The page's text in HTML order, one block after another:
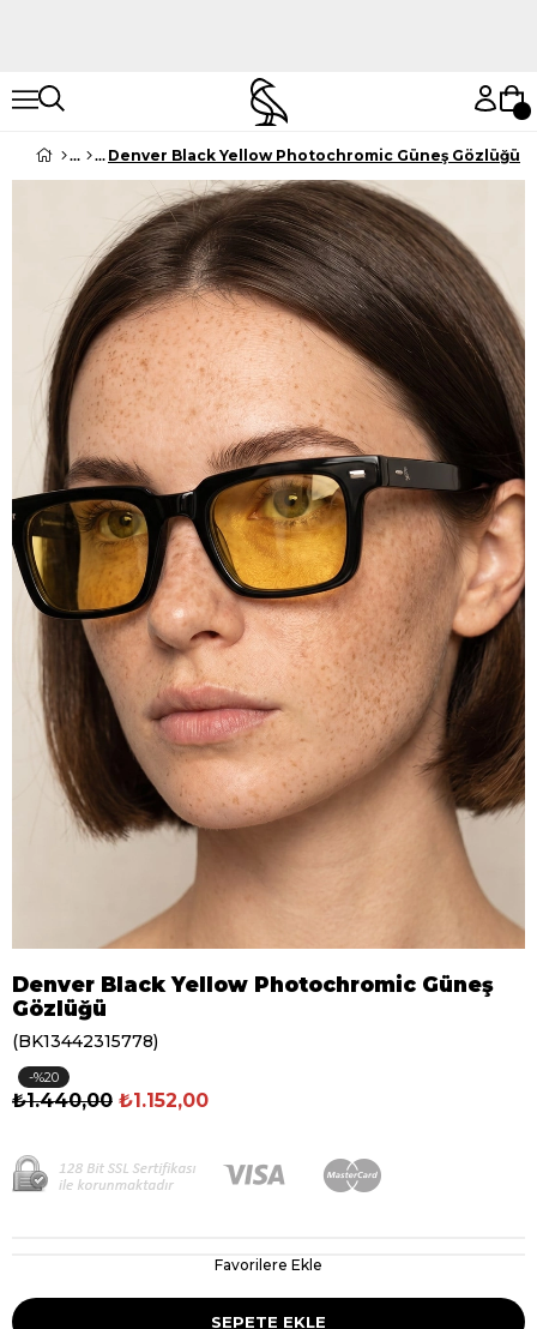
Denver Black Yellow Photochromic Güneş Gözlüğü
Denver Black Yellow Photochromic Güneş
Gözlüğü
(BK13442315778)
20
₺1.440,00 ₺1.152,00
Favorilere Ekle